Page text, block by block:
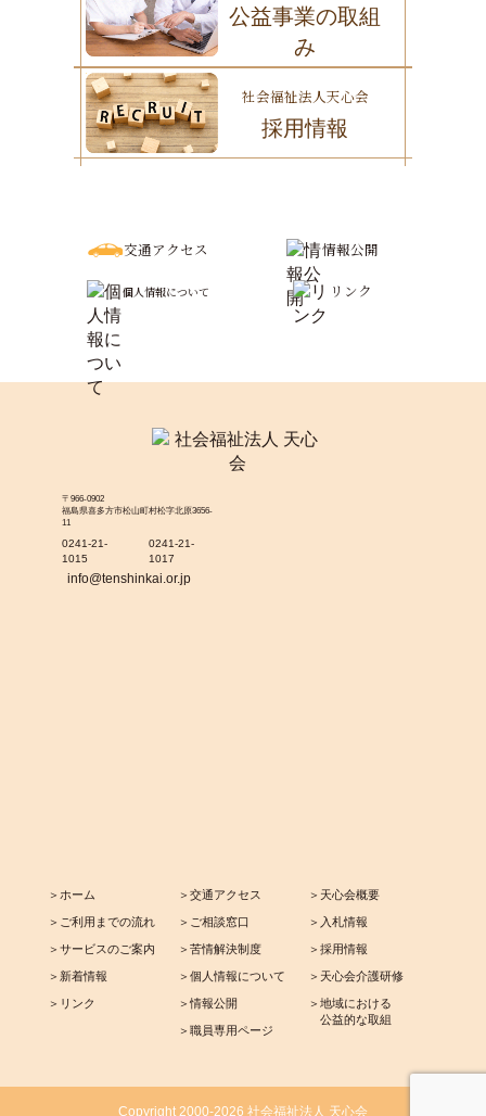
公益事業の取組
み
社会福祉法人天心会
採用情報
交通アクセス 情報公開
個人情報について リンク
〒966-0902
福島県喜多方市松山町村松字北原3656-
11
0241-21-
1015
0241-21-
1017
info@tenshinkai.or.jp
＞ホーム
＞ご利用までの流れ
＞サービスのご案内
＞新着情報
＞リンク
＞交通アクセス
＞ご相談窓口
＞苦情解決制度
＞個人情報について
＞情報公開
＞職員専用ページ
＞天心会概要
＞入札情報
＞採用情報
＞天心会介護研修
＞地域における
公益的な取組
Copyright 2000-2026 社会福祉法人 天心会